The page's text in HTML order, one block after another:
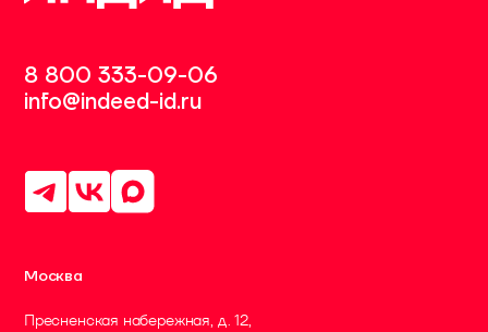
8 800 333-09-06
info@indeed-id.ru
Москва
Пресненская набережная, д. 12,